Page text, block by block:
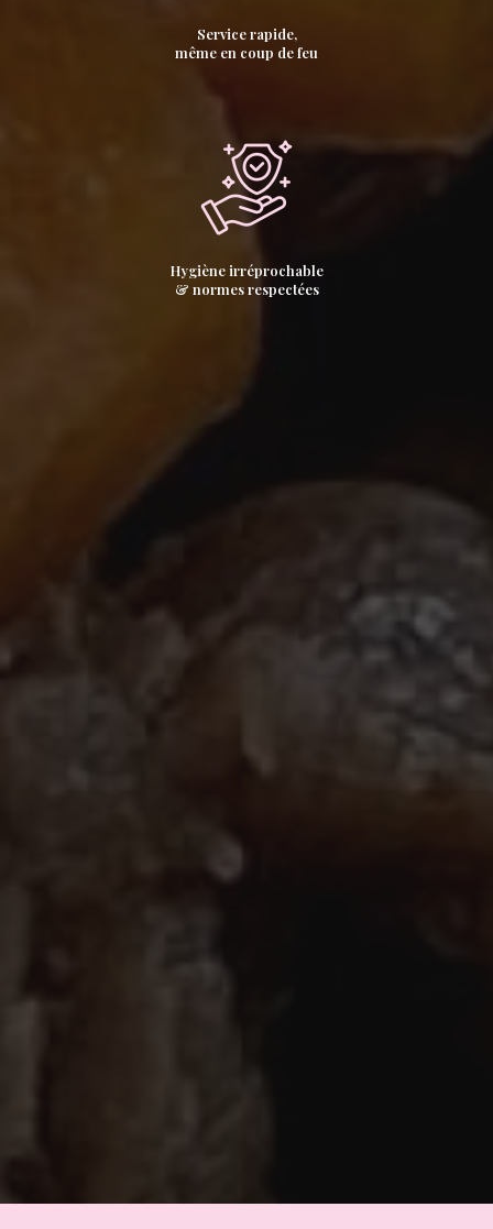
Service rapide,
même en coup de feu
Hygiène irréprochable
& normes respectées